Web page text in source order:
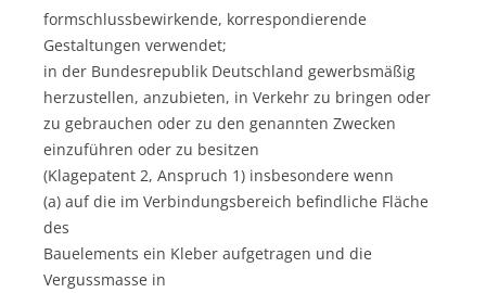
formschlussbewirkende, korrespondierende
Gestaltungen verwendet;
in der Bundesrepublik Deutschland gewerbsmäßig
herzustellen, anzubieten, in Verkehr zu bringen oder
zu gebrauchen oder zu den genannten Zwecken
einzuführen oder zu besitzen
(Klagepatent 2, Anspruch 1) insbesondere wenn
(a) auf die im Verbindungsbereich befindliche Fläche
des
Bauelements ein Kleber aufgetragen und die
Vergussmasse in